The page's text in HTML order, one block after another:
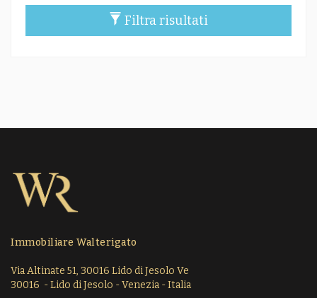
Filtra risultati
Immobiliare Walterigato
Via Altinate 51, 30016 Lido di Jesolo Ve
30016 - Lido di Jesolo - Venezia - Italia